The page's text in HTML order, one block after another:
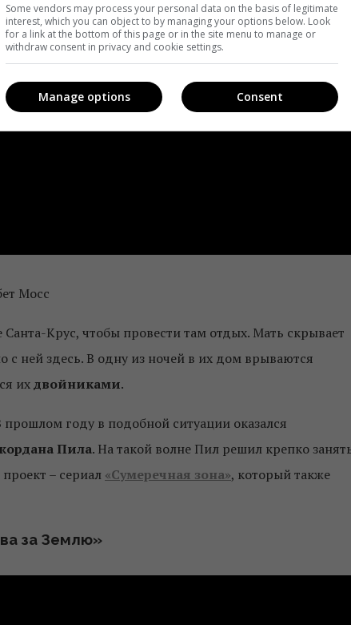
Мосс
Крус, чтобы провести там отдых. Мать скрывает
с ней здесь. В одну из ночей в их дом врываются
ихдвойниками.
году в подобной ситуации оказался
Пила. На такой волне Пил решил крепко
– сериал «Сумеречная зона», который также
за Землю»
Some vendors may process your personal data on the basis of legitimate
interest, which you can object to by managing your options below. Look
for a link at the bottom of this page or in the site menu to manage or
withdraw consent in privacy and cookie settings.
Consent
Manage options